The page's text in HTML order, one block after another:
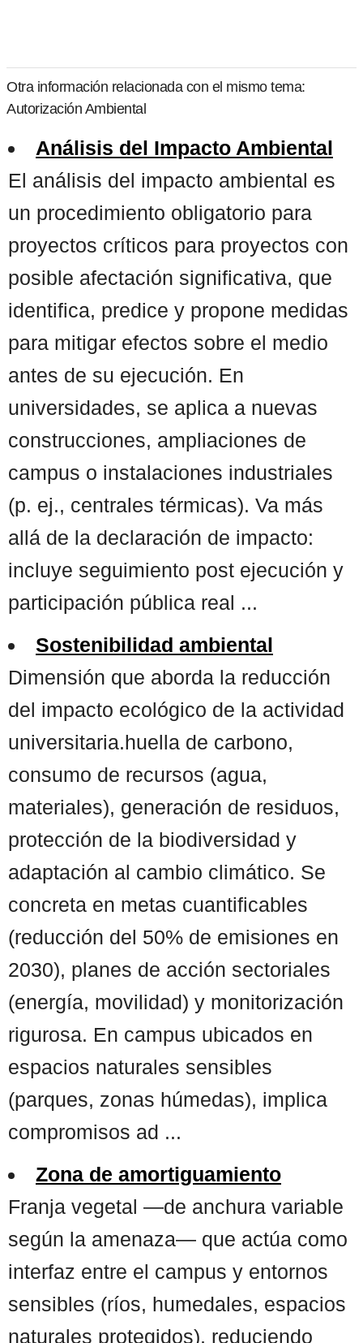
Otra información relacionada con el mismo tema:
Autorización Ambiental
Análisis del Impacto Ambiental
El análisis del impacto ambiental es
un procedimiento obligatorio para
proyectos críticos para proyectos con
posible afectación significativa, que
identifica, predice y propone medidas
para mitigar efectos sobre el medio
antes de su ejecución. En
universidades, se aplica a nuevas
construcciones, ampliaciones de
campus o instalaciones industriales
(p. ej., centrales térmicas). Va más
allá de la declaración de impacto:
incluye seguimiento post ejecución y
participación pública real ...
Sostenibilidad ambiental
Dimensión que aborda la reducción
del impacto ecológico de la actividad
universitaria.huella de carbono,
consumo de recursos (agua,
materiales), generación de residuos,
protección de la biodiversidad y
adaptación al cambio climático. Se
concreta en metas cuantificables
(reducción del 50% de emisiones en
2030), planes de acción sectoriales
(energía, movilidad) y monitorización
rigurosa. En campus ubicados en
espacios naturales sensibles
(parques, zonas húmedas), implica
compromisos ad ...
Zona de amortiguamiento
Franja vegetal —de anchura variable
según la amenaza— que actúa como
interfaz entre el campus y entornos
sensibles (ríos, humedales, espacios
naturales protegidos), reduciendo